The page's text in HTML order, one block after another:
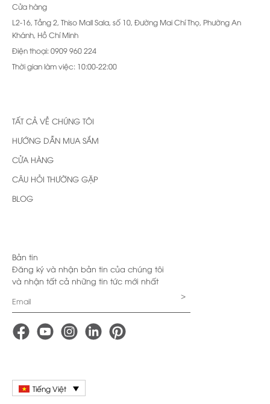
Cửa hàng
L2-16, Tầng 2, Thiso Mall Sala, số 10, Đường Mai Chí Thọ, Phường An
Khánh, Hồ Chí Minh
Điện thoại: 0909 960 224
Thời gian làm việc: 10:00-22:00
TẤT CẢ VỀ CHÚNG TÔI
HƯỚNG DẪN MUA SẮM
CỬA HÀNG
CÂU HỎI THƯỜNG GẶP
BLOG
Bản tin
Đăng ký và nhận bản tin của chúng tôi
và nhận tất cả những tin tức mới nhất
Tiếng Việt